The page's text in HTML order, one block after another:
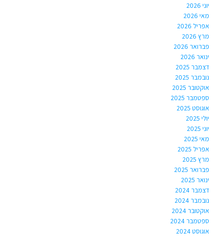
יוני 2026
מאי 2026
אפריל 2026
מרץ 2026
פברואר 2026
ינואר 2026
דצמבר 2025
נובמבר 2025
אוקטובר 2025
ספטמבר 2025
אוגוסט 2025
יולי 2025
יוני 2025
מאי 2025
אפריל 2025
מרץ 2025
פברואר 2025
ינואר 2025
דצמבר 2024
נובמבר 2024
אוקטובר 2024
ספטמבר 2024
אוגוסט 2024